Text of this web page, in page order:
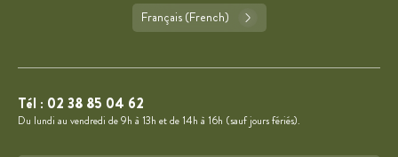
Français (French)
Tél : 02 38 85 04 62
Du lundi au vendredi de 9h à 13h et de 14h à 16h (sauf jours fériés).